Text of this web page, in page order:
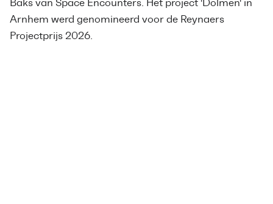
Arnhem werd genomineerd voor de Reynaers
Projectprijs 2026.